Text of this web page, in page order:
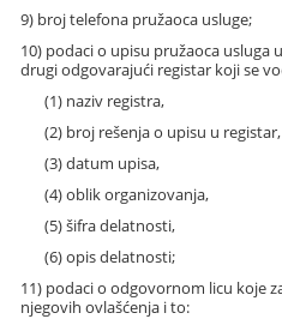
9) broj telefona pružaoca usluge;
10) podaci o upisu pružaoca
drugi odgovarajući registar koji se
(1) naziv registra,
(2) broj rešenja o upisu u registar,
(3) datum upisa,
(4) oblik organizovanja,
(5) šifra delatnosti,
(6) opis delatnosti;
11) podaci o odgovornom licu koje
njegovih ovlašćenja i to: